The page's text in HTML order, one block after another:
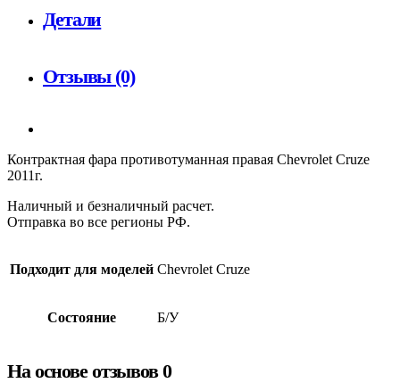
Детали
Отзывы (0)
Контрактная фара противотуманная правая Chevrolet Cruze
2011г.
Наличный и безналичный расчет.
Отправка во все регионы РФ.
Подходит для моделей Chevrolet Cruze
Состояние Б/У
На основе отзывов 0